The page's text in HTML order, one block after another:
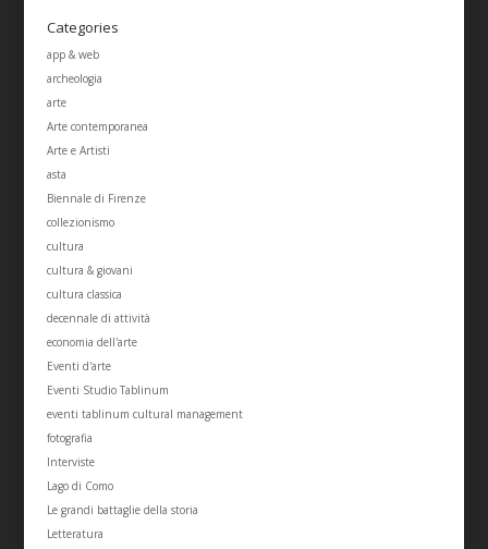
Categories
app & web
archeologia
arte
Arte contemporanea
Arte e Artisti
asta
Biennale di Firenze
collezionismo
cultura
cultura & giovani
cultura classica
decennale di attività
economia dell'arte
Eventi d'arte
Eventi Studio Tablinum
eventi tablinum cultural management
fotografia
Interviste
Lago di Como
Le grandi battaglie della storia
Letteratura